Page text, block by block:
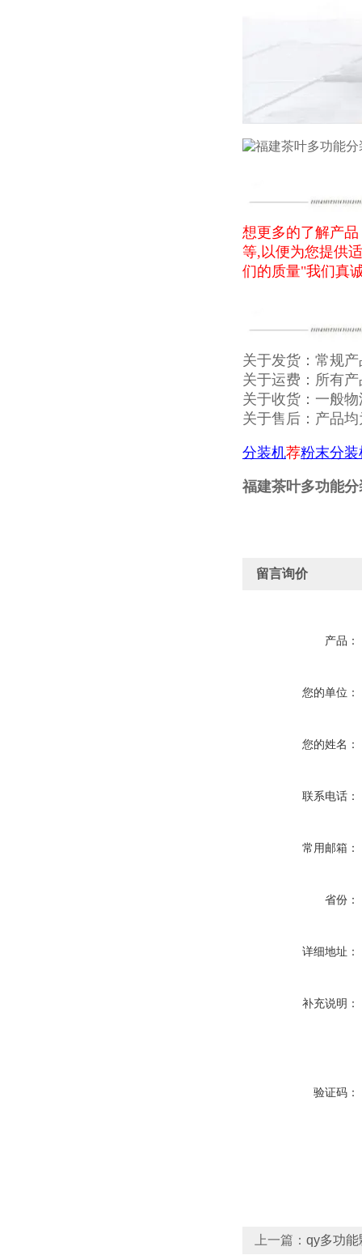
想更多的了解产
等,以便为您提供
们的质量"我们真
关于发货：常规
关于运费：所有
关于收货：一般
关于售后：产品
分装机荐粉末分装
福建茶叶多功能
留言询价
产品：
您的单位：
您的姓名：
联系电话：
常用邮箱：
省份：
详细地址：
补充说明：
验证码：
上一篇： qy多功能